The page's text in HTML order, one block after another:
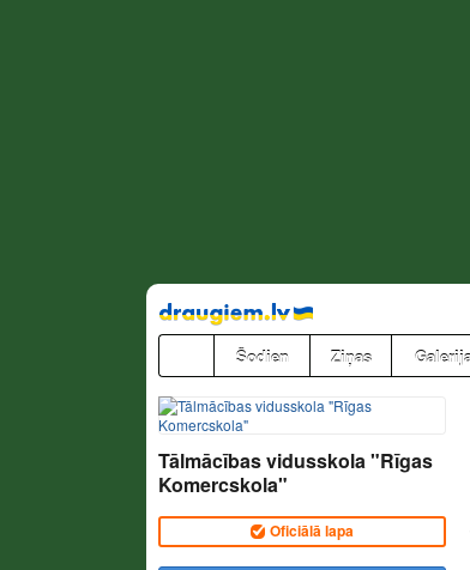
Pāriet
uz
saturu
Šodien Ziņas
Tālmācības vidusskola "Rīgas
Komercskola"
Oficiālā lapa